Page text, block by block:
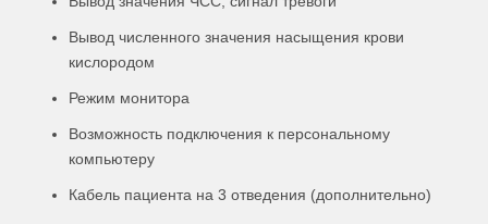
Вывод численного значения насыщения крови
кислородом
Режим монитора
Возможность подключения к персональному
компьютеру
Кабель пациента на 3 отведения (дополнительно)